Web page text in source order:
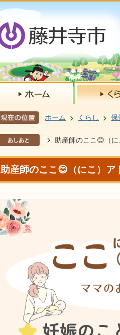
ホーム くらし 保
あしあと 助産師のここ😊（
助産師のここ😊（にこ）ア